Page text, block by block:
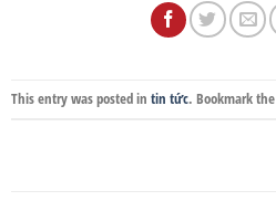
This entry was posted in tin tức. Bookmark the